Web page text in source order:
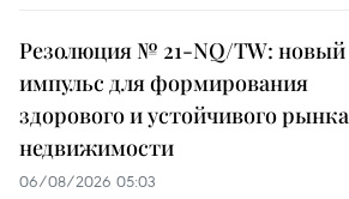
Резолюция № 21-NQ/TW: новый
импульс для формирования
здорового и устойчивого рынка
недвижимости
06/08/2026 05:03